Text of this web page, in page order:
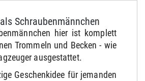
Schraubenmännchen
hier ist komplett
Trommeln und Becken - wie
ausgestattet.
Geschenkidee für jemanden